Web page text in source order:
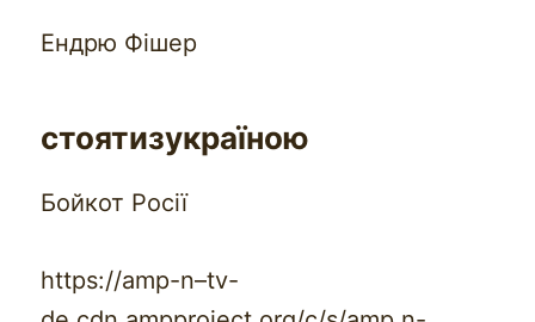
Ендрю Фішер
стоятизукраїною
Бойкот Росії
https://amp-n–tv-